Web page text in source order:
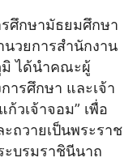
รศึกษามัธยมศึกษา
นวยการสำนักงาน
ได้นำคณะผู้
ารศึกษา และเจ้า
วเจ้าจอม” เพื่อ
ถวายเป็นพระราช
ะบรมราชินีนาถ